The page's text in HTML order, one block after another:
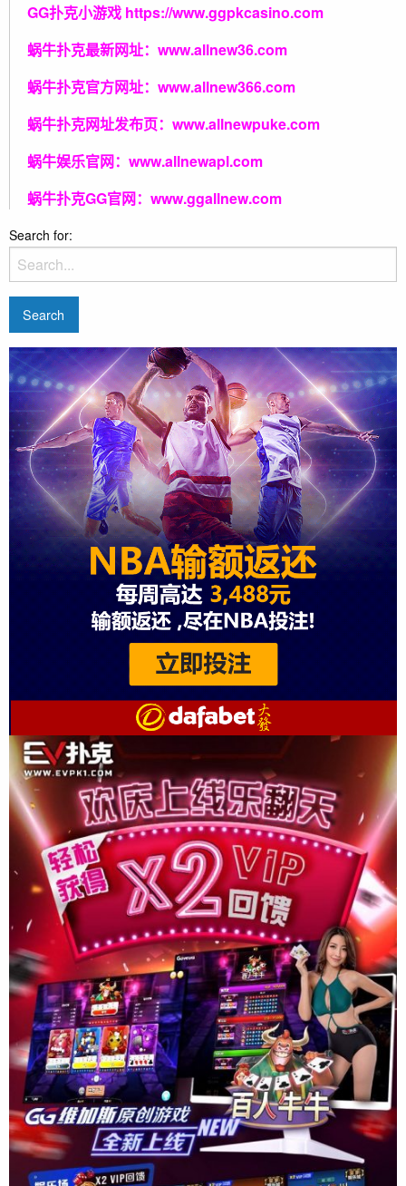
GG扑克小游戏 https://www.ggpkcasino.com
蜗牛扑克最新网址： www.allnew36.com
蜗牛扑克官方网址： www.allnew366.com
蜗牛扑克网址发布页： www.allnewpuke.com
蜗牛娱乐官网： www.allnewapl.com
蜗牛扑克GG官网： www.ggallnew.com
Search for: